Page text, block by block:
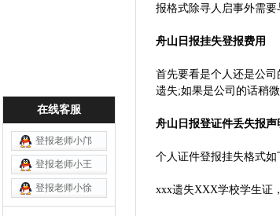
报格式除寻人启事外需要
舟山日报挂失登报费用
首先要看是个人还是公
遗失;如果是公司的话稍
舟山日报登证件丢失报声
个人证件登报挂失格式如
xxx遗失XXX学校学生证
在线客服
登报老师小邝
登报老师小王
登报老师小徐